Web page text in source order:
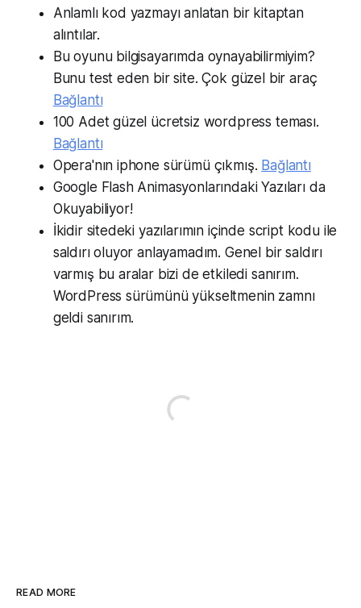
Anlamlı kod yazmayı anlatan bir kitaptan
alıntılar.
Bu oyunu bilgisayarımda oynayabilirmiyim?
Bunu test eden bir site. Çok güzel bir araç
Bağlantı
100 Adet güzel ücretsiz wordpress teması.
Bağlantı
Opera'nın iphone sürümü çıkmış. Bağlantı
Google Flash Animasyonlarındaki Yazıları da
Okuyabiliyor!
İkidir sitedeki yazılarımın içinde script kodu ile
saldırı oluyor anlayamadım. Genel bir saldırı
varmış bu aralar bizi de etkiledi sanırım.
WordPress sürümünü yükseltmenin zamnı
geldi sanırım.
READ MORE